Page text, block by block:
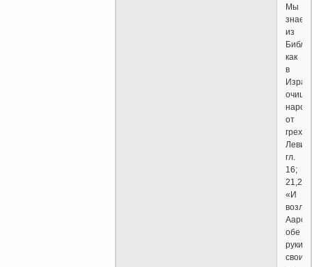
Мы
знаем
из
как
в
народ
от
Левит
гл.
16;
«И
Аарон
обе
руки
свои